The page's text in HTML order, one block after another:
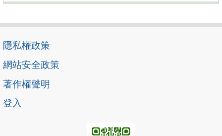
隱私權政策
網站安全政策
著作權聲明
登入